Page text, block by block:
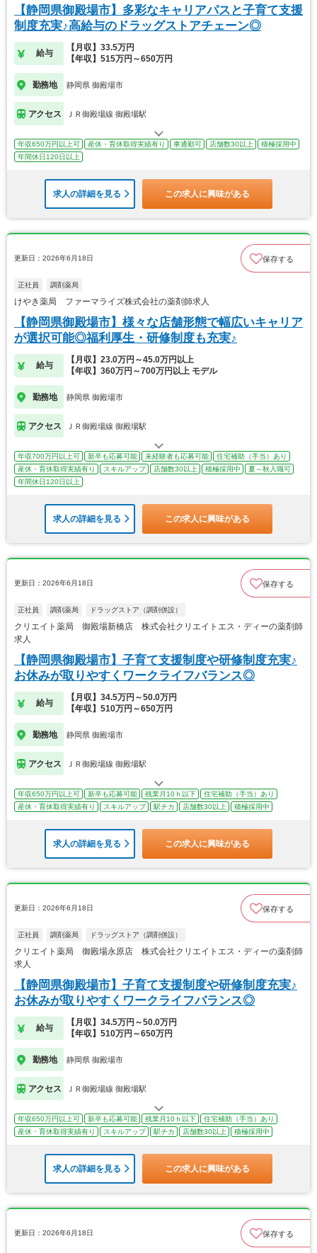
【静岡県御殿場市】多彩なキャリアパスと子育て支援
制度充実♪高給与のドラッグストアチェーン◎
給与
【月収】33.5万円
【年収】515万円～650万円
勤務地 静岡県 御殿場市
アクセス ＪＲ御殿場線 御殿場駅
年収650万円以上可 産休・育休取得実績有り 車通勤可 店舗数30以上
積極採用中
年間休日120日以上
求人の詳細を見る この求人に興味がある
更新日：2026年6月18日 保存する
正社員 調剤薬局
けやき薬局 ファーマライズ株式会社の薬剤師求人
【静岡県御殿場市】様々な店舗形態で幅広いキャリア
が選択可能◎福利厚生・研修制度も充実♪
給与
【月収】23.0万円～45.0万円以上
【年収】360万円～700万円以上 モデル
勤務地 静岡県 御殿場市
アクセス ＪＲ御殿場線 御殿場駅
年収700万円以上可 新卒も応募可能 未経験者も応募可能
住宅補助（手当）あり
産休・育休取得実績有り
スキルアップ 店舗数30以上 積極採用中
夏～秋入職可
年間休日120日以上
求人の詳細を見る この求人に興味がある
更新日：2026年6月18日 保存する
正社員 調剤薬局 ドラッグストア（調剤併設）
クリエイト薬局 御殿場新橋店 株式会社クリエイトエス・ディーの薬剤師
求人
【静岡県御殿場市】子育て支援制度や研修制度充実♪
お休みが取りやすくワークライフバランス◎
給与
【月収】34.5万円～50.0万円
【年収】510万円～650万円
勤務地 静岡県 御殿場市
アクセス ＪＲ御殿場線 御殿場駅
年収650万円以上可 新卒も応募可能 残業月10ｈ以下
住宅補助（手当）あり
産休・育休取得実績有り
スキルアップ 駅チカ 店舗数30以上 積極採用中
求人の詳細を見る この求人に興味がある
更新日：2026年6月18日 保存する
正社員 調剤薬局 ドラッグストア（調剤併設）
クリエイト薬局 御殿場永原店 株式会社クリエイトエス・ディーの薬剤師
求人
【静岡県御殿場市】子育て支援制度や研修制度充実♪
お休みが取りやすくワークライフバランス◎
給与
【月収】34.5万円～50.0万円
【年収】510万円～650万円
勤務地 静岡県 御殿場市
アクセス ＪＲ御殿場線 御殿場駅
年収650万円以上可 新卒も応募可能 残業月10ｈ以下
住宅補助（手当）あり
産休・育休取得実績有り
スキルアップ 駅チカ 店舗数30以上 積極採用中
求人の詳細を見る この求人に興味がある
更新日：2026年6月18日 保存する